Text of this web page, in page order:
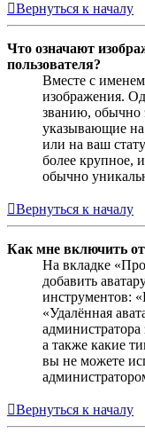
Вернуться к началу
Что означают
пользователя?
Вместе с именем
изображения.
званию, обычно
указывающие на
или на ваш
более крупное,
обычно
Вернуться к началу
Как мне включить
На вкладке
добавить
инструментов:
«Удалённая
администратора
а также какие
вы не можете
Вернуться к началу